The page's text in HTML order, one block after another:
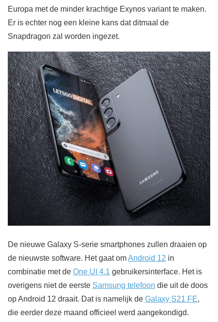
Europa met de minder krachtige Exynos variant te maken.
Er is echter nog een kleine kans dat ditmaal de
Snapdragon zal worden ingezet.
De nieuwe Galaxy S-serie smartphones zullen draaien op
de nieuwste software. Het gaat omAndroid 12 in
combinatie met de One UI 4.1 gebruikersinterface. Het is
overigens niet de eerste Samsung telefoon die uit de doos
op Android 12 draait. Dat is namelijk de Galaxy S21 FE,
die eerder deze maand officieel werd aangekondigd.